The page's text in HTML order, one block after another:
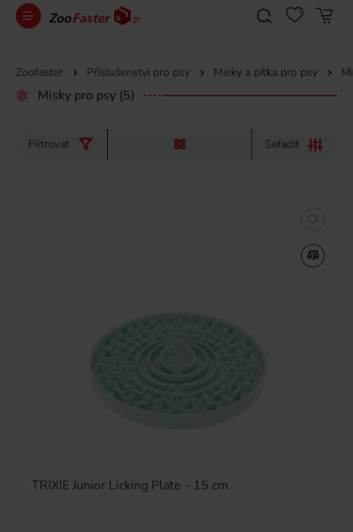
Zoofaster Příslušenství pro psy Misky a pítka pro psy
Misky pro psy (5)
Filtrovat Seřadit
TRIXIE Junior Licking Plate - 15 cm